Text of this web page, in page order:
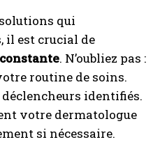
IN
Policy .
qui
il est crucial de
. N’oubliez pas :
routine de soins.
identifiés.
votre dermatologue
si nécessaire.